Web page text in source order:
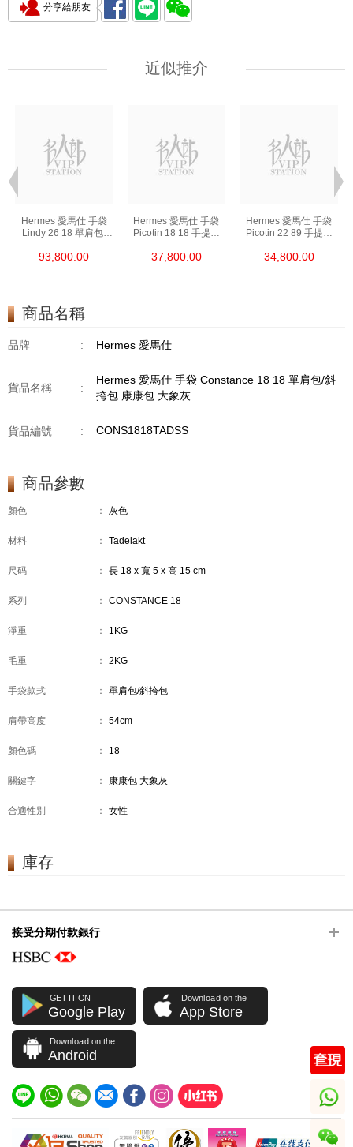
分享給朋友
近似推介
Hermes 愛馬仕 手袋
Lindy 26 18 單肩包/
93,800.00
Hermes 愛馬仕 手袋
Picotin 18 18 手提包
37,800.00
Hermes 愛馬仕 手袋
Picotin 22 89 手提包
34,800.00
商品名稱
品牌 : Hermes 愛馬仕
貨品名稱 :
Hermes 愛馬仕 手袋 Constance 18 18 單肩包/斜
挎包 康康包 大象灰
貨品編號 : CONS1818TADSS
商品參數
顏色 ： 灰色
材料 ： Tadelakt
尺码 ： 長 18 x 寬 5 x 高 15 cm
系列 ： CONSTANCE 18
淨重 ： 1KG
毛重 ： 2KG
手袋款式 ： 單肩包/斜挎包
肩帶高度 ： 54cm
顏色碼 ： 18
關鍵字 ： 康康包 大象灰
合適性別 ： 女性
庫存
接受分期付款銀行
GET IT ON
Google Play
Download on the
App Store
Download on the
Android
whatsapp